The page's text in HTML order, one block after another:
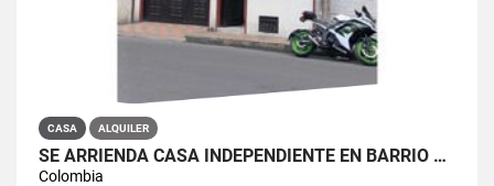
CASA ALQUILER
SE ARRIENDA CASA INDEPENDIENTE EN BARRIO QUIROGA SUR
Colombia